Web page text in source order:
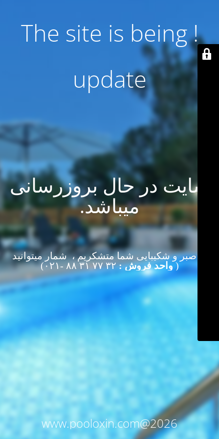
! The site is being
update
سایت در حال بروزرسانی
میباشد.
از صبر و شکیبایی شما متشکریم ، شمار میتوانید
( واحد فروش :۳۲ ۷۷ ۳۱ ۸۸ -۰۲۱)
www.pooloxin.com@2026